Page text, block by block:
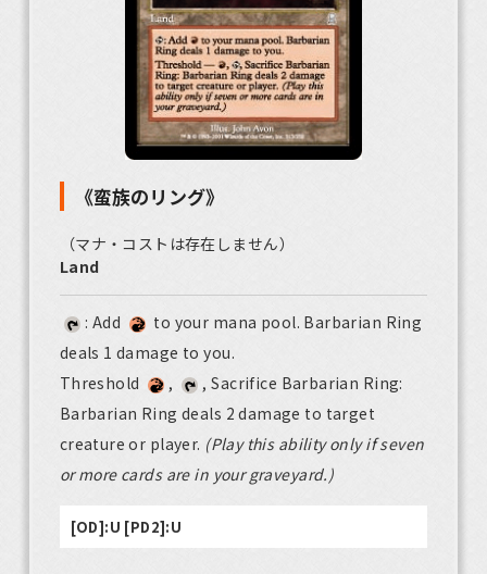
《蛮族のリング》
（マナ・コストは存在しません）
Land
: Add
to your mana pool. Barbarian Ring
deals 1 damage to you.
Threshold
,
, Sacrifice Barbarian Ring:
Barbarian Ring deals 2 damage to target
creature or player. (Play this ability only if seven
or more cards are in your graveyard.)
[OD]:U [PD2]:U